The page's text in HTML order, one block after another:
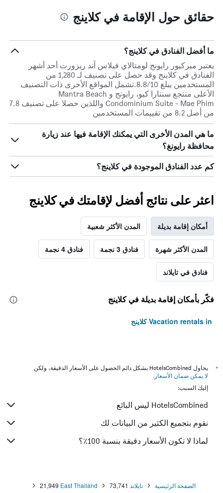
حقائق حول الإقامة في كلاينج
ما أفضل الفنادق في كلاينج؟
يعتبر ميركيور رايونج لومتالاي فيلاس آند ريزورت أحد أشهر
الفنادق في كلاينج وقد حصل على تصنيف لـ 1,280 من
المستخدمين يبلغ 8.8/10.تشمل المواقع الأخرى ذات التصنيف
الأعلى منتجع سنتارا كيو، رايونج و Mantra Beach
Condominium Suite - Mae Phim واللذين حصلا على تصنيف 7.8
من أصل 8.2 من تقييمات المستخدمين
ما هي المدن الأخرى التي يمكنك الإقامة فيها عند زيارة
محافظة رايونغ؟
كم عدد الفنادق الموجودة في كلاينج؟
اعثر على نتائج أفضل لإقامتك في كلاينج
أمكان إقامة بديلة المدن الأكثر شعبية
المدن الأكثر شهرة فنادق 3 نجمة فنادق 4 نجمة
فنادق في تايلاند
فكّر بأمكان إقامة بديلة في كلاينج
Vacation rentals in كلاينج
*
يحاول HotelsCombined بشكل دائم الحصول على الأسعار الدقيقة، ولكن
لا يمكن ضمان الأسعار .
إليك السبب:
HotelsCombined ليس البائع
نقوم بتجميع الكثير من البيانات لك
لماذا لا تكون الأسعار دقيقة بنسبة 100٪؟
الصفحة الرئيسية تايلاند 73,741
East Thailand
21,949